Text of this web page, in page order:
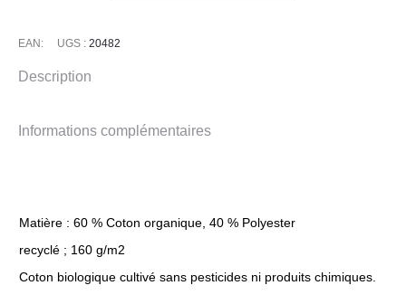
EAN: UGS : 20482
Description
Informations complémentaires
Matière : 60 % Coton organique, 40 % Polyester
recyclé ; 160 g/m2
Coton biologique cultivé sans pesticides ni produits chimiques.